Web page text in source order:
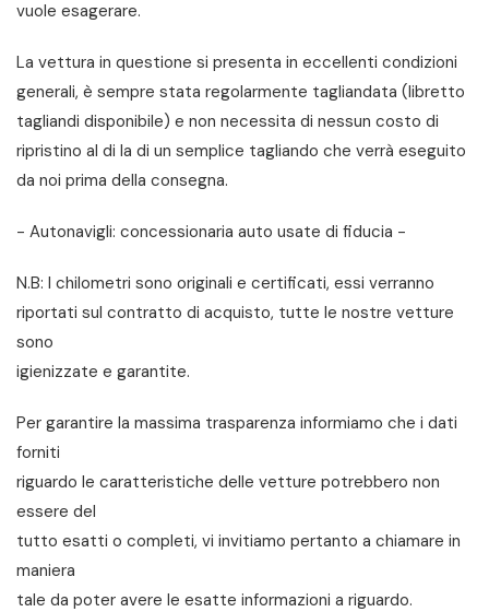
vuole esagerare.
La vettura in questione si presenta in eccellenti condizioni
generali, è sempre stata regolarmente tagliandata (libretto
tagliandi disponibile) e non necessita di nessun costo di
ripristino al di la di un semplice tagliando che verrà eseguito
da noi prima della consegna.
- Autonavigli: concessionaria auto usate di fiducia -
N.B: I chilometri sono originali e certificati, essi verranno
riportati sul contratto di acquisto, tutte le nostre vetture
sono
igienizzate e garantite.
Per garantire la massima trasparenza informiamo che i dati
forniti
riguardo le caratteristiche delle vetture potrebbero non
essere del
tutto esatti o completi, vi invitiamo pertanto a chiamare in
maniera
tale da poter avere le esatte informazioni a riguardo.